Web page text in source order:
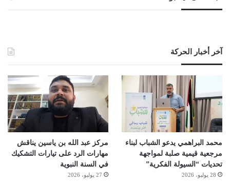
آخر أخبار الحركة
محمد البراهمي يدعو الشباب لبناء
مرجعية قيمية صلبة لمواجهة
تحديات “السيولة الفكرية”
28 يوليو، 2026
مركز عبد الله بن ياسين يناقش
مهارات الرد على تيارات التشكيك
في السنة النبوية
27 يوليو، 2026